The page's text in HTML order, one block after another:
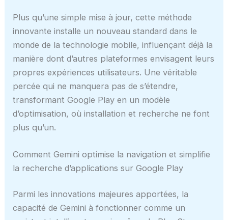
Plus qu’une simple mise à jour, cette méthode
innovante installe un nouveau standard dans le
monde de la technologie mobile, influençant déjà la
manière dont d’autres plateformes envisagent leurs
propres expériences utilisateurs. Une véritable
percée qui ne manquera pas de s’étendre,
transformant Google Play en un modèle
d’optimisation, où installation et recherche ne font
plus qu’un.
Comment Gemini optimise la navigation et simplifie
la recherche d’applications sur Google Play
Parmi les innovations majeures apportées, la
capacité de Gemini à fonctionner comme un